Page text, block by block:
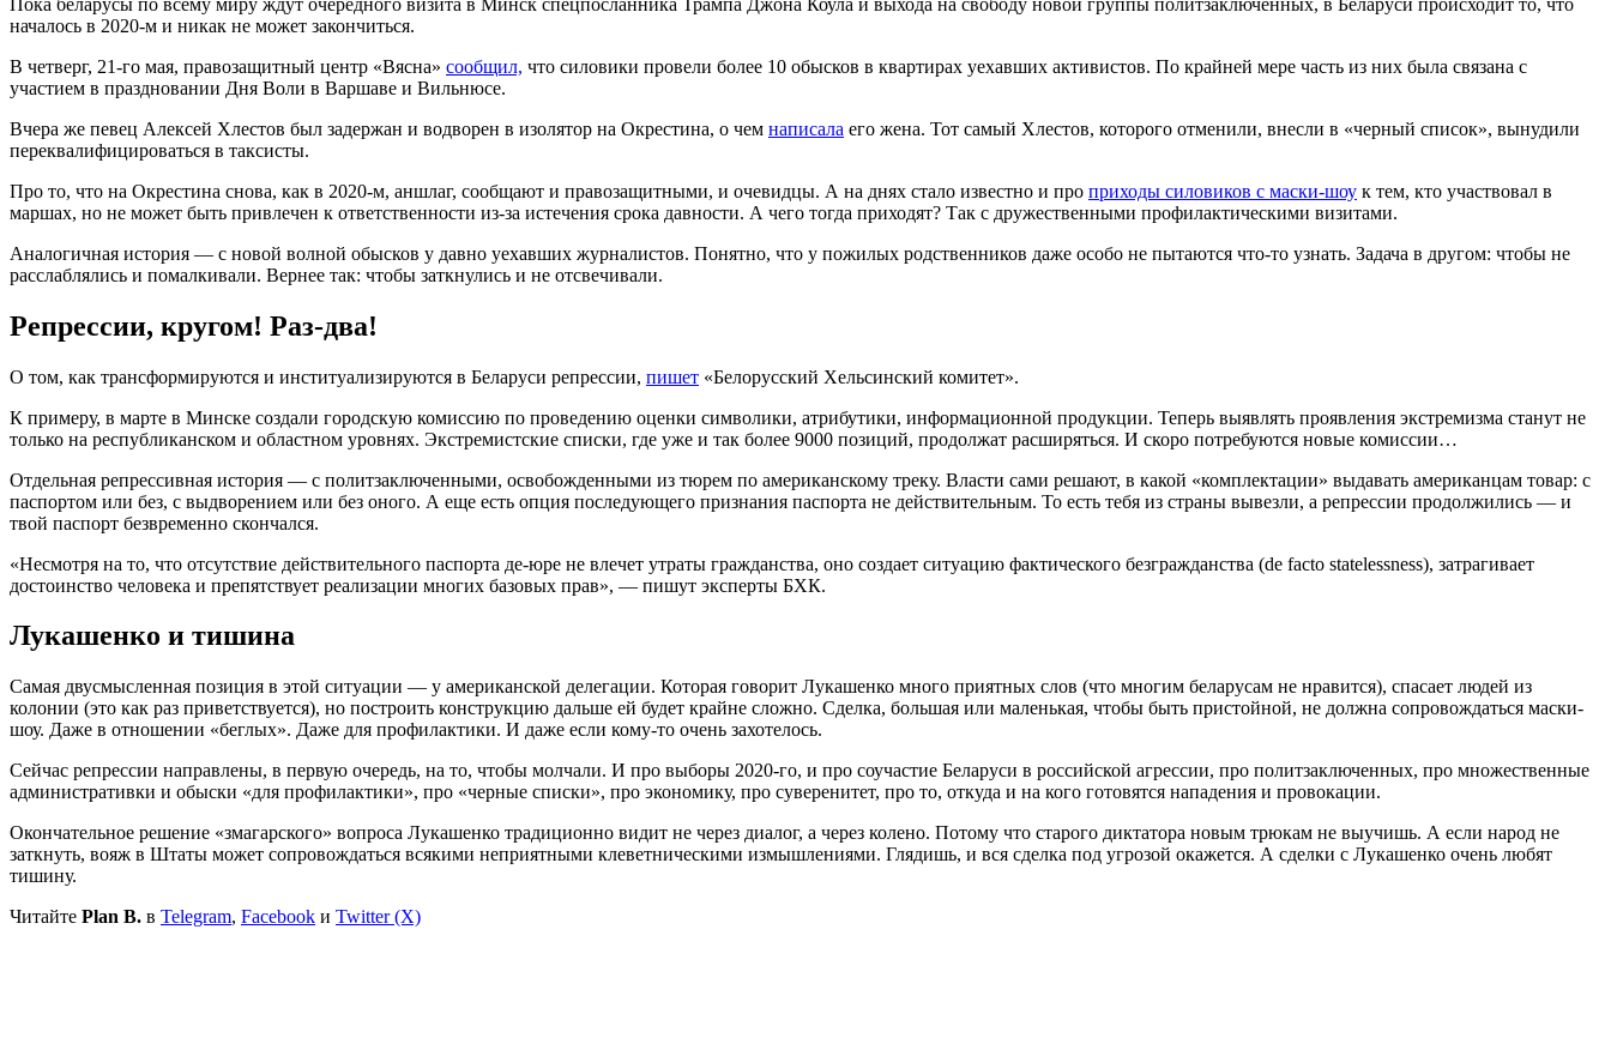
началось в 2020-м и никак не может закончиться.
В четверг, 21-го мая, правозащитный центр «Вясна» сообщил, что силовики провели более 10 обысков в квартирах уехавших активистов. По крайней мере часть из них была связана с
участием в праздновании Дня Воли в Варшаве и Вильнюсе.
Вчера же певец Алексей Хлестов был задержан и водворен в изолятор на Окрестина, о чем написала его жена. Тот самый Хлестов, которого отменили, внесли в «черный список», вынудили
переквалифицироваться в таксисты.
Про то, что на Окрестина снова, как в 2020-м, аншлаг, сообщают и правозащитными, и очевидцы. А на днях стало известно и про приходы силовиков с маски-шоу к тем, кто участвовал в
маршах, но не может быть привлечен к ответственности из-за истечения срока давности. А чего тогда приходят? Так с дружественными профилактическими визитами.
Аналогичная история — с новой волной обысков у давно уехавших журналистов. Понятно, что у пожилых родственников даже особо не пытаются что-то узнать. Задача в другом: чтобы не
расслаблялись и помалкивали. Вернее так: чтобы заткнулись и не отсвечивали.
Репрессии, кругом! Раз-два!
О том, как трансформируются и институализируются в Беларуси репрессии, пишет «Белорусский Хельсинский комитет».
К примеру, в марте в Минске создали городскую комиссию по проведению оценки символики, атрибутики, информационной продукции. Теперь выявлять проявления экстремизма станут не
только на республиканском и областном уровнях. Экстремистские списки, где уже и так более 9000 позиций, продолжат расширяться. И скоро потребуются новые комиссии…
Отдельная репрессивная история — с политзаключенными, освобожденными из тюрем по американскому треку. Власти сами решают, в какой «комплектации» выдавать американцам товар: с
паспортом или без, с выдворением или без оного. А еще есть опция последующего признания паспорта не действительным. То есть тебя из страны вывезли, а репрессии продолжились — и
твой паспорт безвременно скончался.
«Несмотря на то, что отсутствие действительного паспорта де-юре не влечет утраты гражданства, оно создает ситуацию фактического безгражданства (de facto statelessness), затрагивает
достоинство человека и препятствует реализации многих базовых прав», — пишут эксперты БХК.
Лукашенко и тишина
Самая двусмысленная позиция в этой ситуации — у американской делегации. Которая говорит Лукашенко много приятных слов (что многим беларусам не нравится), спасает людей из
колонии (это как раз приветствуется), но построить конструкцию дальше ей будет крайне сложно. Сделка, большая или маленькая, чтобы быть пристойной, не должна сопровождаться маски-
шоу. Даже в отношении «беглых». Даже для профилактики. И даже если кому-то очень захотелось.
Сейчас репрессии направлены, в первую очередь, на то, чтобы молчали. И про выборы 2020-го, и про соучастие Беларуси в российской агрессии, про политзаключенных, про множественные
административки и обыски «для профилактики», про «черные списки», про экономику, про суверенитет, про то, откуда и на кого готовятся нападения и провокации.
Окончательное решение «змагарского» вопроса Лукашенко традиционно видит не через диалог, а через колено. Потому что старого диктатора новым трюкам не выучишь. А если народ не
заткнуть, вояж в Штаты может сопровождаться всякими неприятными клеветническими измышлениями. Глядишь, и вся сделка под угрозой окажется. А сделки с Лукашенко очень любят
тишину.
Читайте Plan B. в Telegram, Facebook и Twitter (X)